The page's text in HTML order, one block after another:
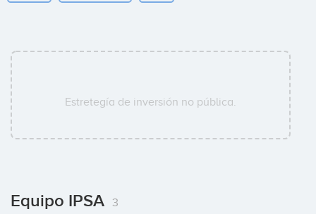
Estretegía de inversión no pública.
Equipo IPSA 3